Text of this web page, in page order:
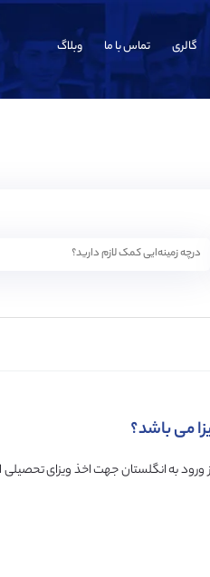
گالری تماس با ما وبلاگ
می باشد؟
به انگلستان جهت اخذ ویزای تحصیلی